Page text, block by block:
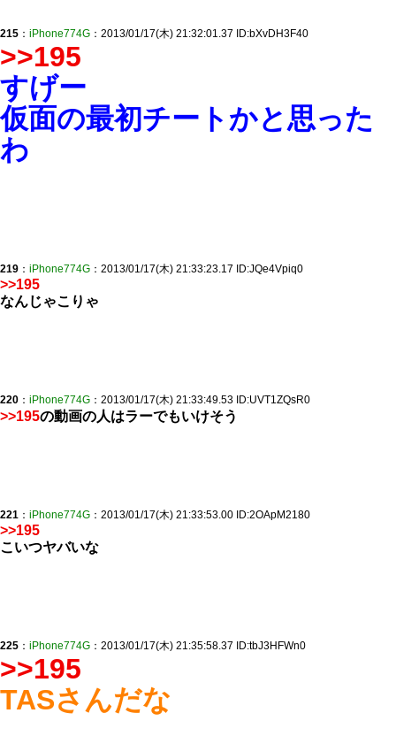
215 ： iPhone774G ：2013/01/17(木) 21:32:01.37 ID:bXvDH3F40
>>195
すげー
仮面の最初チートかと思った
わ
219 ： iPhone774G ：2013/01/17(木) 21:33:23.17 ID:JQe4Vpiq0
>>195
なんじゃこりゃ
220 ： iPhone774G ：2013/01/17(木) 21:33:49.53 ID:UVT1ZQsR0
>>195の動画の人はラーでもいけそう
221 ： iPhone774G ：2013/01/17(木) 21:33:53.00 ID:2OApM2180
>>195
こいつヤバいな
225 ： iPhone774G ：2013/01/17(木) 21:35:58.37 ID:tbJ3HFWn0
>>195
TASさんだな